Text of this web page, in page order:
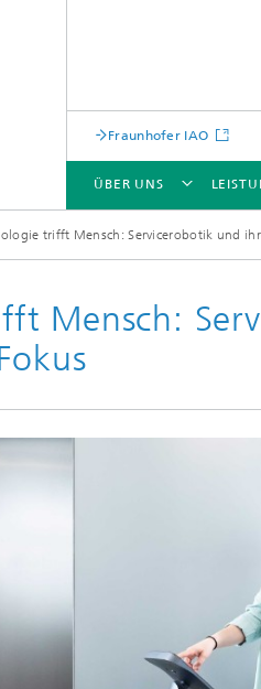
Fraunhofer IAO
ÜBER UNS
trifft Mensch: Servicerobotik und
Mensch: